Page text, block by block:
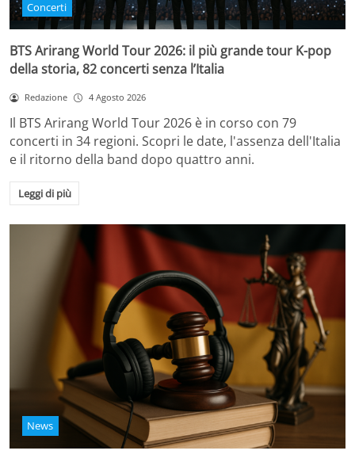
Concerti
BTS Arirang World Tour 2026: il più grande tour K-pop
della storia, 82 concerti senza l’Italia
Redazione 4 Agosto 2026
Il BTS Arirang World Tour 2026 è in corso con 79
concerti in 34 regioni. Scopri le date, l'assenza dell'Italia
e il ritorno della band dopo quattro anni.
Leggi di più
News